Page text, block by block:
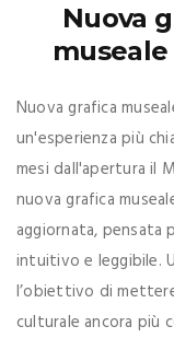
Nuova
Nuova grafica
un'esperienza più
mesi dall'apertura il
nuova grafica
aggiornata,
intuitivo e leggibile.
l’obiettivo di
culturale ancora più